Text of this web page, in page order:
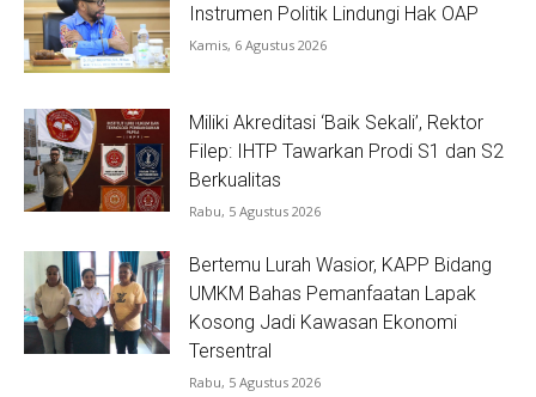
Instrumen Politik Lindungi Hak OAP
Kamis, 6 Agustus 2026
Miliki Akreditasi ‘Baik Sekali’, Rektor
Filep: IHTP Tawarkan Prodi S1 dan S2
Berkualitas
Rabu, 5 Agustus 2026
Bertemu Lurah Wasior, KAPP Bidang
UMKM Bahas Pemanfaatan Lapak
Kosong Jadi Kawasan Ekonomi
Tersentral
Rabu, 5 Agustus 2026